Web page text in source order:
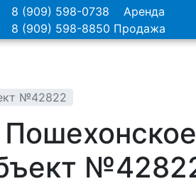
8 (909) 598-0738 Аренда
8 (909) 598-8850 Продажа
№42822